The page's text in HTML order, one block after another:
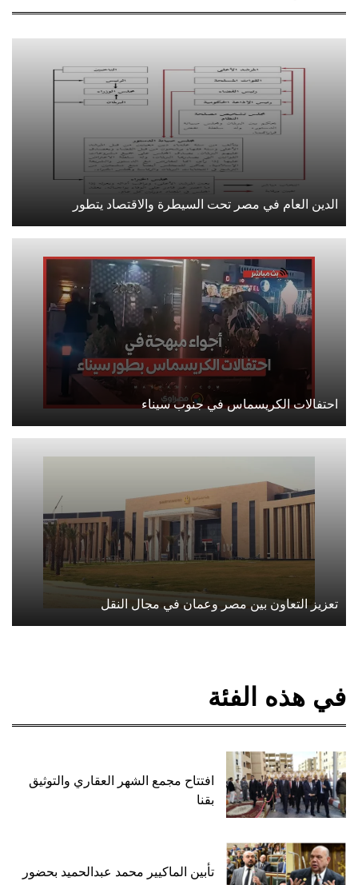
الدين العام في مصر تحت السيطرة والاقتصاد يتطور
احتفالات الكريسماس في جنوب سيناء
تعزيز التعاون بين مصر وعمان في مجال النقل
في هذه الفئة
افتتاح مجمع الشهر العقاري والتوثيق
بقنا
تأبين الماكيير محمد عبدالحميد بحضور